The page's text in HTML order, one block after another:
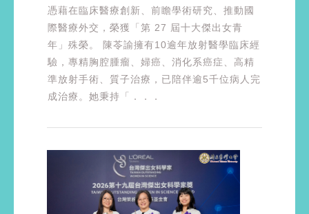
憑藉在臨床醫療創新、前瞻學術研究、推動國
際醫療外交，榮獲「第 27 屆十大傑出女青
年」殊榮。 陳苓諭擁有10逾年放射醫學臨床經
驗，專精胸腔腫瘤、婦癌、消化系癌症、高精
準放射手術、質子治療，已陪伴逾5千位病人完
成治療。她秉持「．．．